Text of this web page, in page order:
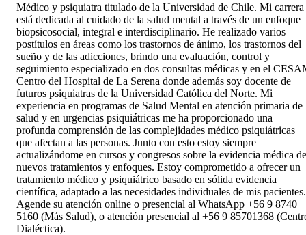
Médico y psiquiatra titulado de la Universidad de Chile. Mi carrera
está dedicada al cuidado de la salud mental a través de un enfoque
biopsicosocial, integral e interdisciplinario. He realizado varios
postítulos en áreas como los trastornos de ánimo, los trastornos del
sueño y de las adicciones, brindo una evaluación, control y
seguimiento especializado en dos consultas médicas y en el
Centro del Hospital de La Serena donde además soy docente de
futuros psiquiatras de la Universidad Católica del Norte. Mi
experiencia en programas de Salud Mental en atención primaria de
salud y en urgencias psiquiátricas me ha proporcionado una
profunda comprensión de las complejidades médico psiquiátricas
que afectan a las personas. Junto con esto estoy siempre
actualizándome en cursos y congresos sobre la evidencia médica de
nuevos tratamientos y enfoques. Estoy comprometido a ofrecer un
tratamiento médico y psiquiátrico basado en sólida evidencia
científica, adaptado a las necesidades individuales de mis pacientes.
Agende su atención online o presencial al WhatsApp +56 9 8740
5160 (Más Salud), o atención presencial al +56 9 85701368
Dialéctica).